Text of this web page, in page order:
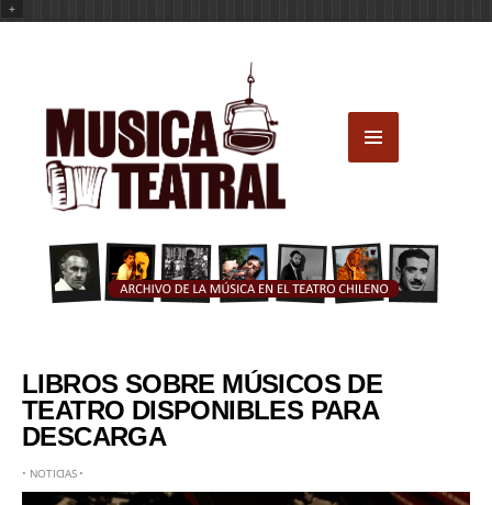
LIBROS SOBRE MÚSICOS DE
TEATRO DISPONIBLES PARA
DESCARGA
• NOTICIAS•
+